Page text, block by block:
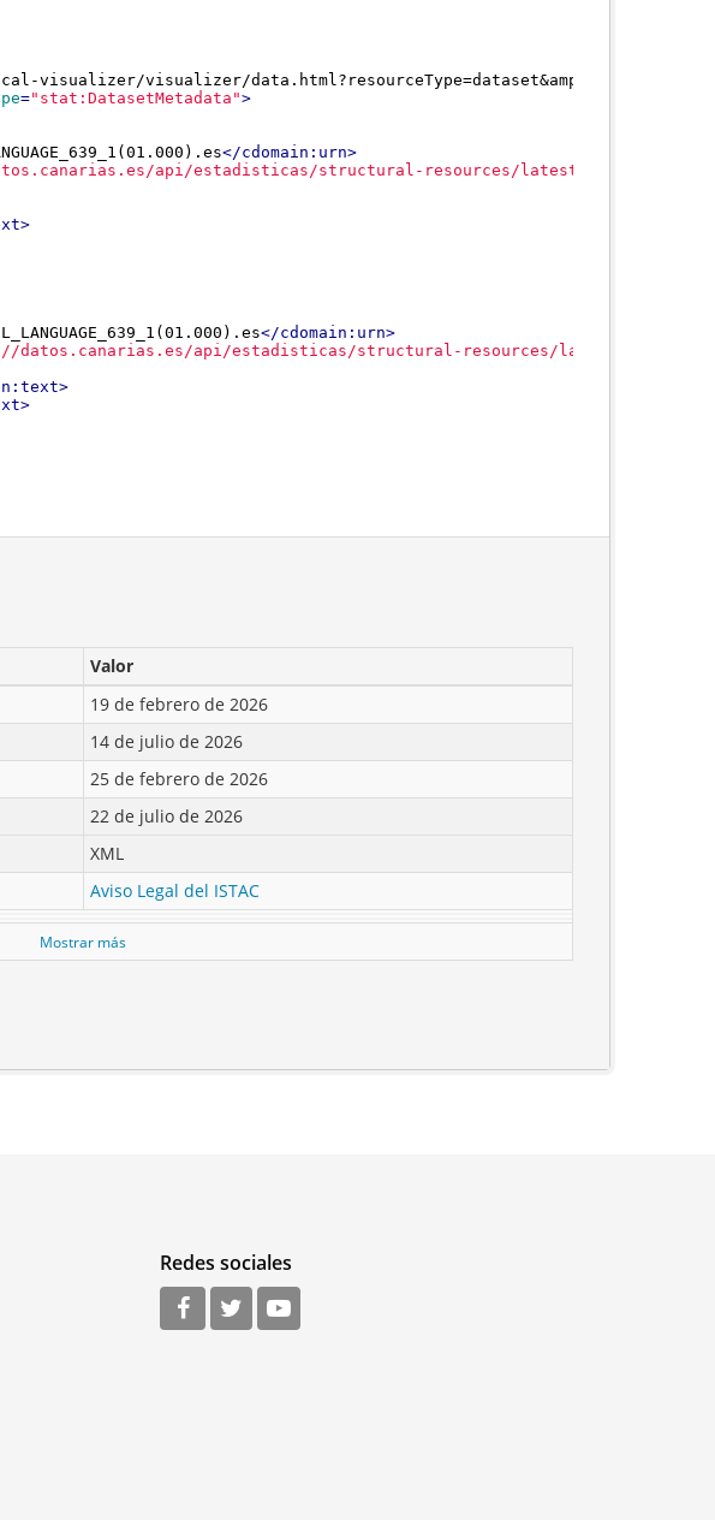
Valor
19 de febrero de 2026
14 de julio de 2026
25 de febrero de 2026
22 de julio de 2026
XML
Aviso Legal del ISTAC
Mostrar más
Redes sociales